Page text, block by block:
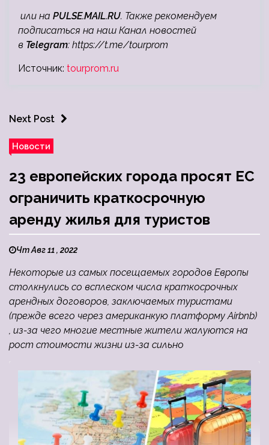
или на PULSE.MAIL.RU. Также рекомендуем
подписаться на наш Канал новостей
в Telegram: https://t.me/tourprom
Источник: tourprom.ru
Next Post
Новости
23 европейских города просят ЕС
ограничить краткосрочную
аренду жилья для туристов
Чт Авг 11 , 2022
Некоторые из самых посещаемых городов Европы
столкнулись со всплеском числа краткосрочных
арендных договоров, заключаемых туристами
(прежде всего через американкую платформу Airbnb)
, из-за чего многие местные жители жалуются на
рост стоимости жизни из-за сильно